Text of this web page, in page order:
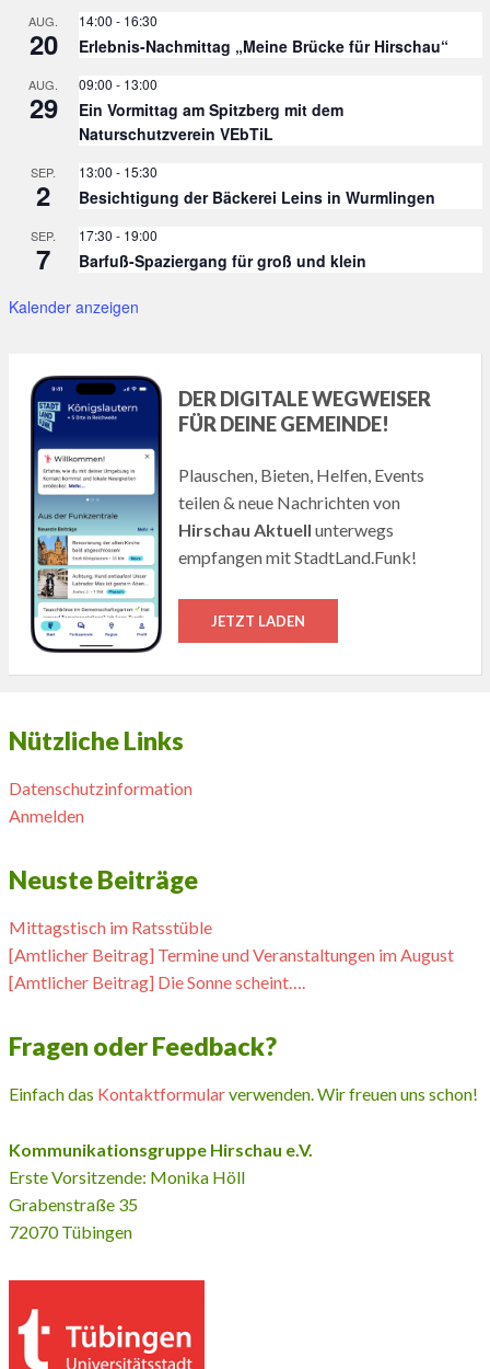
AUG.
20
14:00 - 16:30
Erlebnis-Nachmittag „Meine Brücke für Hirschau“
AUG.
29
09:00 - 13:00
Ein Vormittag am Spitzberg mit dem
Naturschutzverein VEbTiL
SEP.
2
13:00 - 15:30
Besichtigung der Bäckerei Leins in Wurmlingen
SEP.
7
17:30 - 19:00
Barfuß-Spaziergang für groß und klein
Kalender anzeigen
DER DIGITALE WEGWEISER
FÜR DEINE GEMEINDE!
Plauschen, Bieten, Helfen, Events
teilen & neue Nachrichten von
Hirschau Aktuell unterwegs
empfangen mit StadtLand.Funk!
JETZT LADEN
Nützliche Links
Datenschutzinformation
Anmelden
Neuste Beiträge
Mittagstisch im Ratsstüble
[Amtlicher Beitrag] Termine und Veranstaltungen im August
[Amtlicher Beitrag] Die Sonne scheint….
Fragen oder Feedback?
Einfach das Kontaktformularverwenden. Wir freuen uns schon!
Kommunikationsgruppe Hirschau e.V.
Erste Vorsitzende: Monika Höll
Grabenstraße 35
72070 Tübingen